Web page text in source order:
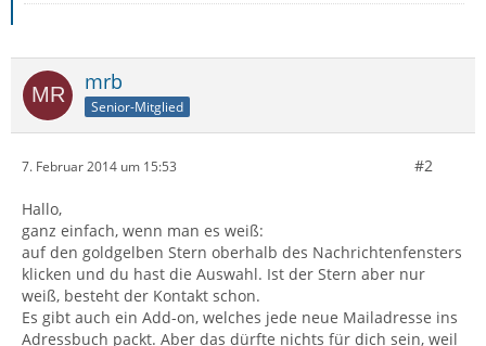
mrb
Senior-Mitglied
7. Februar 2014 um 15:53 #2
Hallo,
ganz einfach, wenn man es weiß:
auf den goldgelben Stern oberhalb des Nachrichtenfensters
klicken und du hast die Auswahl. Ist der Stern aber nur
weiß, besteht der Kontakt schon.
Es gibt auch ein Add-on, welches jede neue Mailadresse ins
Adressbuch packt. Aber das dürfte nichts für dich sein, weil